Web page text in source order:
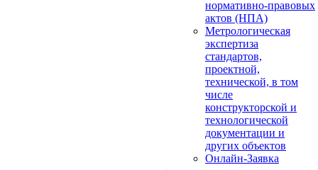
нормативно-правовых
актов (НПА)
Метрологическая
экспертиза
стандартов,
проектной,
технической, в том
числе
конструкторской и
технологической
документации и
других объектов
Онлайн-Заявка